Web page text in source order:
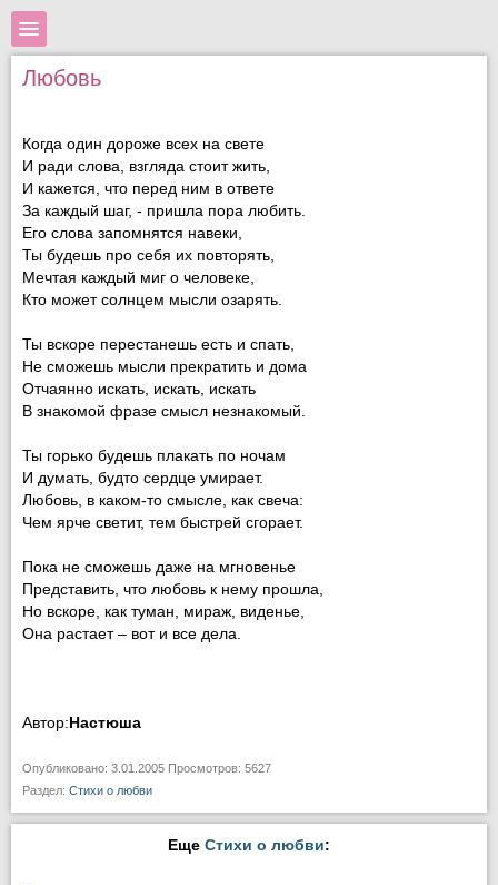
Любовь
Когда один дороже всех на свете
И ради слова, взгляда стоит жить,
И кажется, что перед ним в ответе
За каждый шаг, - пришла пора любить.
Его слова запомнятся навеки,
Ты будешь про себя их повторять,
Мечтая каждый миг о человеке,
Кто может солнцем мысли озарять.
Ты вскоре перестанешь есть и спать,
Не сможешь мысли прекратить и дома
Отчаянно искать, искать, искать
В знакомой фразе смысл незнакомый.
Ты горько будешь плакать по ночам
И думать, будто сердце умирает.
Любовь, в каком-то смысле, как свеча:
Чем ярче светит, тем быстрей сгорает.
Пока не сможешь даже на мгновенье
Представить, что любовь к нему прошла,
Но вскоре, как туман, мираж, виденье,
Она растает – вот и все дела.
Автор: Настюша
Опубликовано: 3.01.2005 Просмотров: 5627
Раздел: Стихи о любви
Еще Стихи о любви: